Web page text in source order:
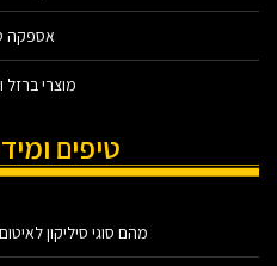
אספקה
מוצרי ברזל
טיפים
מהם סוגי סיליקון